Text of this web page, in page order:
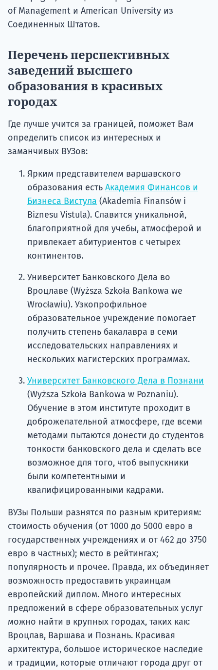
of Management и American University из
Соединенных Штатов.
Перечень перспективных
заведений высшего
образования в красивых
городах
Где лучше учится за границей, поможет Вам
определить список из интересных и
заманчивых ВУЗов:
Ярким представителем варшавского
образования есть Академия Финансов и
Бизнеса Вистула (Akademia Finansów i
Biznesu Vistula). Славится уникальной,
благоприятной для учебы, атмосферой и
привлекает абитуриентов с четырех
континентов.
Университет Банковского Дела во
Вроцлаве (Wyższa Szkoła Bankowa we
Wrocławiu). Узкопрофильное
образовательное учреждение помогает
получить степень бакалавра в семи
исследовательских направлениях и
нескольких магистерских программах.
Университет Банковского Дела в Познани
(Wyższa Szkoła Bankowa w Poznaniu).
Обучение в этом институте проходит в
доброжелательной атмосфере, где всеми
методами пытаются донести до студентов
тонкости банковского дела и сделать все
возможное для того, чтоб выпускники
были компетентными и
квалифицированными кадрами.
ВУЗы Польши разнятся по разным критериям:
стоимость обучения (от 1000 до 5000 евро в
государственных учреждениях и от 462 до 3750
евро в частных); место в рейтингах;
популярность и прочее. Правда, их объединяет
возможность предоставить украинцам
европейский диплом. Много интересных
предложений в сфере образовательных услуг
можно найти в крупных городах, таких как:
Вроцлав, Варшава и Познань. Красивая
архитектура, большое историческое наследие
и традиции, которые отличают города друг от